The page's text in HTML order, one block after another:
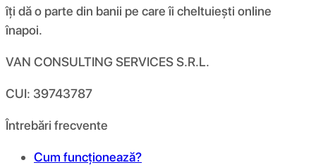
îți dă o parte din banii pe care îi cheltuiești online
înapoi.
VAN CONSULTING SERVICES S.R.L.
CUI: 39743787
Întrebări frecvente
Cum funcționează?